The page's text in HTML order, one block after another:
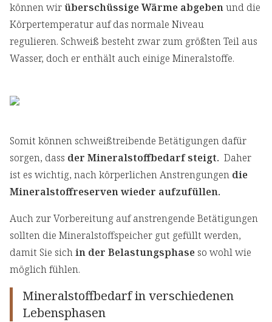
können wirüberschüssige Wärme abgebenund die
Körpertemperatur auf das normale Niveau
regulieren. Schweiß besteht zwar zum größten Teil aus
Wasser, doch er enthält auch einige Mineralstoffe.
Somit können schweißtreibende Betätigungen dafür
sorgen, dass der Mineralstoffbedarf steigt. Daher
ist es wichtig, nach körperlichen Anstrengungen die
Mineralstoffreserven wieder aufzufüllen.
Auch zur Vorbereitung auf anstrengende Betätigungen
sollten die Mineralstoffspeicher gut gefüllt werden,
damit Sie sichin der Belastungsphase so wohl wie
möglich fühlen.
Mineralstoffbedarf in verschiedenen
Lebensphasen